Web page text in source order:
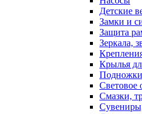
Детские
Замки и
Защита
Зеркала,
Крылья
Подножки
Световое
Смазки,